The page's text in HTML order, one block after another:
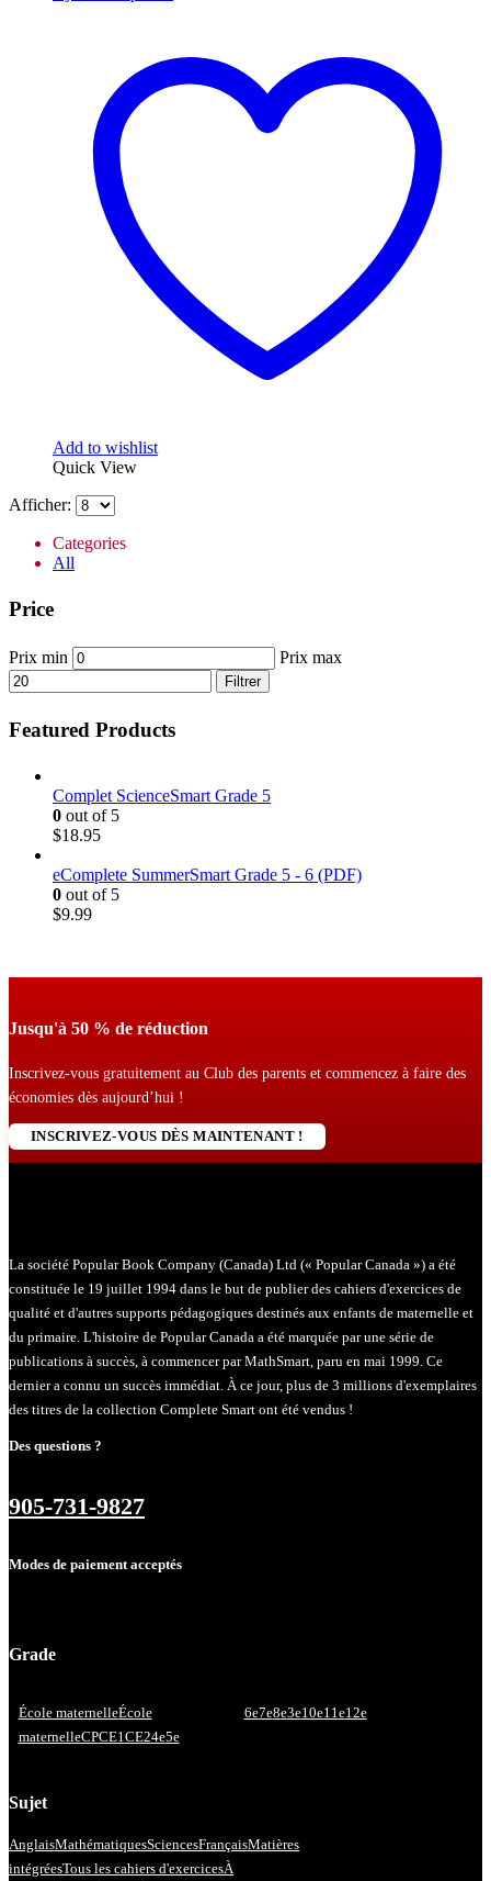
Add to wishlist
Quick View
Afficher:
Categories
All
Price
Prix min Prix max
Filtrer
Featured Products
Complet ScienceSmart Grade 5
0 out of 5
$18.95
eComplete SummerSmart Grade 5 - 6 (PDF)
0 out of 5
$9.99
Jusqu'à 50 % de réduction
Inscrivez-vous gratuitement au Club des parents et commencez à faire des
économies dès aujourd’hui !
INSCRIVEZ-VOUS DÈS MAINTENANT !
La société Popular Book Company (Canada) Ltd (« Popular Canada ») a été
constituée le 19 juillet 1994 dans le but de publier des cahiers d'exercices de
qualité et d'autres supports pédagogiques destinés aux enfants de maternelle et
du primaire. L'histoire de Popular Canada a été marquée par une série de
publications à succès, à commencer par MathSmart, paru en mai 1999. Ce
dernier a connu un succès immédiat. À ce jour, plus de 3 millions d'exemplaires
des titres de la collection Complete Smart ont été vendus !
Des questions ?
905-731-9827
Modes de paiement acceptés
Grade
École maternelleÉcole
maternelleCPCE1CE24e5e
6e7e8e3e10e11e12e
Sujet
AnglaisMathématiquesSciencesFrançaisMatières
intégréesTous les cahiers d'exercicesÀ